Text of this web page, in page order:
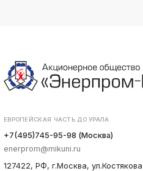
ЕВРОПЕЙСКАЯ ЧАСТЬ ДО УРАЛА
+7(495)745-95-98 (Москва)
enerprom@mikuni.ru
127422, РФ, г.Москва,